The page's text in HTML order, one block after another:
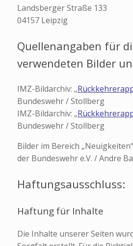
Landsberger Straße 133
04157 Leipzig
Quellenangaben für
verwendeten Bilder
IMZ-Bildarchiv: „
Bundeswehr / Stollberg
IMZ-Bildarchiv: „
Bundeswehr / Stollberg
Bilder im Bereich
der Bundeswehr e.V. / Andre
Haftungsausschluss:
Haftung für Inhalte
Die Inhalte unserer Seiten